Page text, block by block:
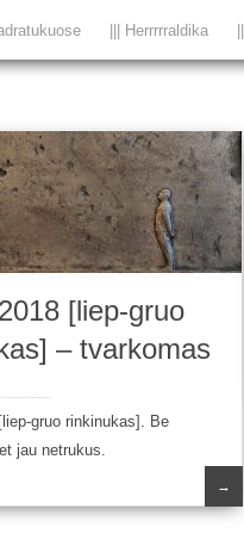
||| Herrrrraldika
[liep-gruo
– tvarkomas
gruo rinkinukas]. Be
jau netrukus.
→